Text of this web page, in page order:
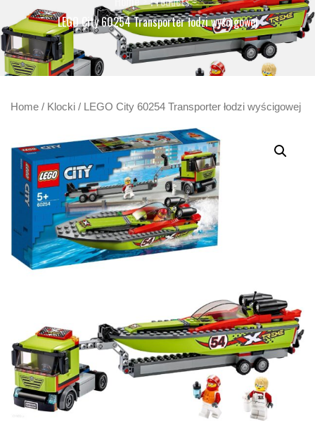
LEGO City 60254 Transporter łodzi wyścigowej
Home / Klocki / LEGO City 60254 Transporter łodzi wyścigowej